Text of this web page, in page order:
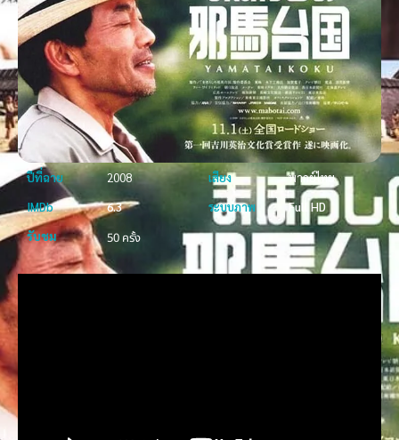
ปีที่ฉาย 2008 เสียง
พากย์ไทย
IMDb
6.3 ระบบภาพ
Full HD
รับชม
50 ครั้ง